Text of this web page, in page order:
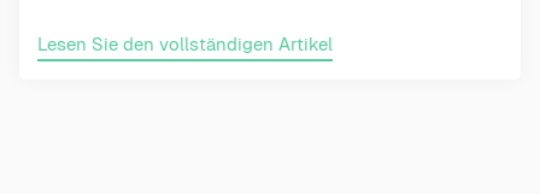
Lesen Sie den vollständigen Artikel